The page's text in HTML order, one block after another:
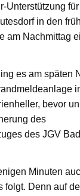
Unterstützung
in den
am Nachmittag
es am späten
bevor
des
des JGV
Minuten
folgt. Denn auf